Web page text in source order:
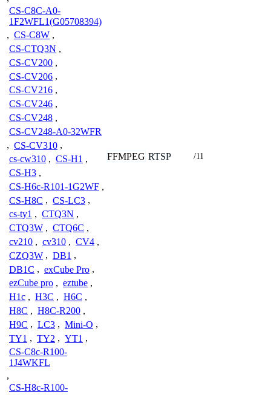
CS-C8C-A0-
1F2WFL1(G05708394)
, CS-C8W ,
CS-CTQ3N ,
CS-CV200 ,
CS-CV206 ,
CS-CV216 ,
CS-CV246 ,
CS-CV248 ,
CS-CV248-A0-32WFR
, CS-CV310 ,
cs-cw310 , CS-H1 ,
CS-H3 ,
CS-H6c-R101-1G2WF ,
CS-H8C , CS-LC3 ,
cs-ty1 , CTQ3N ,
CTQ3W , CTQ6C ,
cv210 , cv310 , CV4 ,
CZQ3W , DB1 ,
DB1C , exCube Pro ,
ezCube pro , eztube ,
H1c , H3C , H6C ,
H8C , H8C-R200 ,
H9C , LC3 , Mini-O ,
TY1 , TY2 , YT1 ,
CS-C8c-R100-
1J4WKFL
,
CS-H8c-R100-
FFMPEG RTSP /11